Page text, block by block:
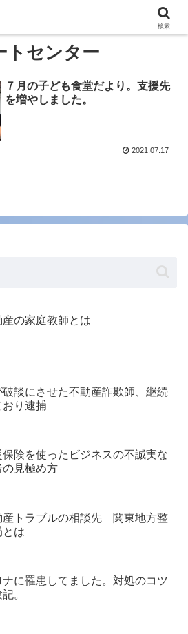
トセンター
７月の子ども食堂だより。支援先
を増やしました。
2021.07.17
産の家庭教師とは
破談にさせた不動産詐欺師、継続
おり逮捕
保険を使ったビジネスの不誠実な
の見極め方
産トラブルの相談先 関東地方整
とは
ナに罹患してました。対処のコツ
。
検索